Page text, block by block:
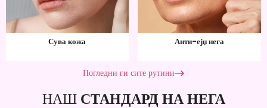
Сува кожа Анти-ејџ нега
Погледни ги сите рутини
НАШ СТАНДАРД НА НЕГА